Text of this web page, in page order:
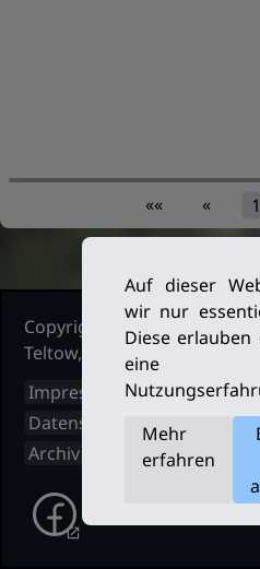
«« « 1
Copyright Ruderclub
Teltow, 2026. Alle Rechte
Impressum
Datenschutz
Archiv
Auf dieser
wir nur
Diese
eine
Mehr
erfahren